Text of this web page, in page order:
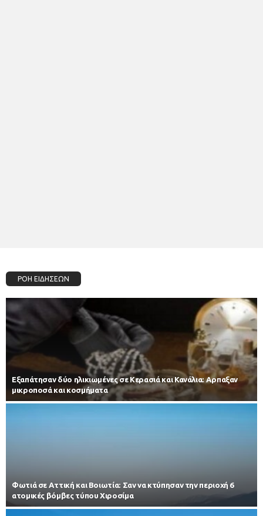
ΡΟΗ ΕΙΔΗΣΕΩΝ
Εξαπάτησαν δύο ηλικιωμένες σε Κερασιά και Κανάλια: Αρπαξαν
μικροποσά και κοσμήματα
Φωτιά σε Αττική και Βοιωτία: Σαν να κτύπησαν την περιοχή 6
ατομικές βόμβες τύπου Χιροσίμα